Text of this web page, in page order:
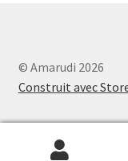
© Amarudi 2026
Construit avec